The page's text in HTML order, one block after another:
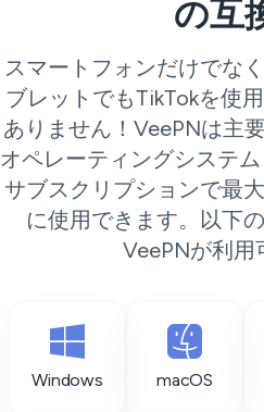
の互
スマートフォンだけでな
ブレットでもTikTokを使
ありません！VeePNは主
オペレーティングシステ
サブスクリプションで最
に使用できます。以下
VeePNが利用
Windows macOS